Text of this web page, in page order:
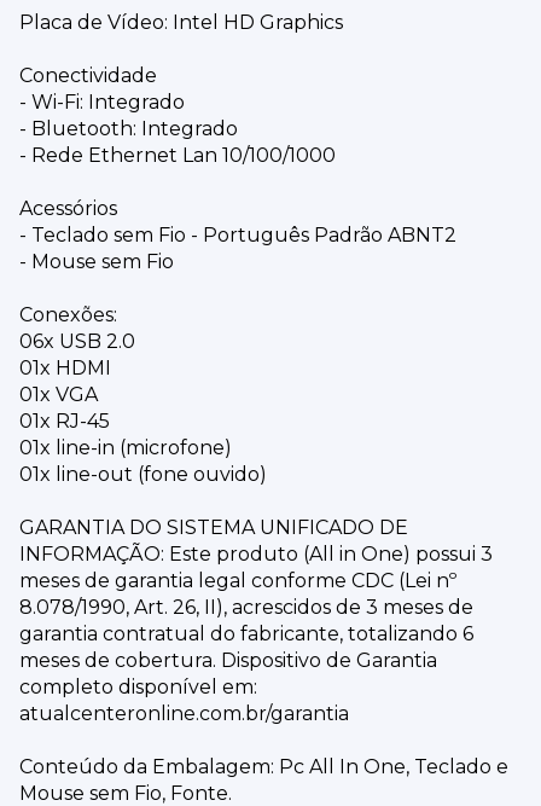
Placa de Vídeo: Intel HD Graphics
Conectividade
- Wi-Fi: Integrado
- Bluetooth: Integrado
- Rede Ethernet Lan 10/100/1000
Acessórios
- Teclado sem Fio - Português Padrão ABNT2
- Mouse sem Fio
Conexões:
06x USB 2.0
01x HDMI
01x VGA
01x RJ-45
01x line-in (microfone)
01x line-out (fone ouvido)
GARANTIA DO SISTEMA UNIFICADO DE
INFORMAÇÃO: Este produto (All in One) possui 3
meses de garantia legal conforme CDC (Lei nº
8.078/1990, Art. 26, II), acrescidos de 3 meses de
garantia contratual do fabricante, totalizando 6
meses de cobertura. Dispositivo de Garantia
completo disponível em:
atualcenteronline.com.br/garantia
Conteúdo da Embalagem: Pc All In One, Teclado e
Mouse sem Fio, Fonte.